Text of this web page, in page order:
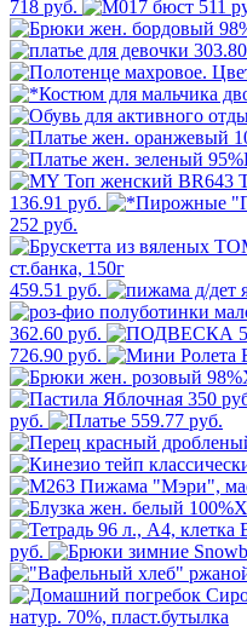
718 руб.
511
136.91 руб.
252 руб.
459.51 руб.
362.60 руб.
726.90 руб.
350
руб.
559.77 руб.
руб.